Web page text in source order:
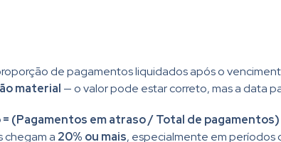
de pagamentos liquidados após o
material — o valor pode estar correto, mas a data
= (Pagamentos em atraso / Total de pagamentos)
chegam a 20% ou mais, especialmente em